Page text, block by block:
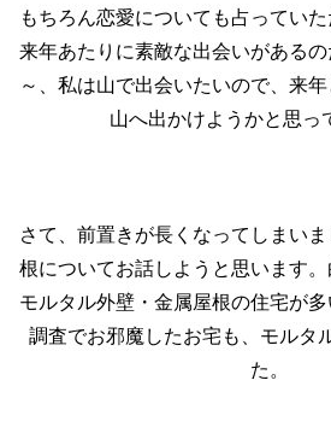
もちろん恋愛についても占ってい
来年あたりに素敵な出会いがある
～、私は山で出会いたいので、来
山へ出かけようかと思っ
さて、前置きが長くなってしまい
根についてお話しようと思います。
モルタル外壁・金属屋根の住宅が
調査でお邪魔したお宅も、モルタ
た。